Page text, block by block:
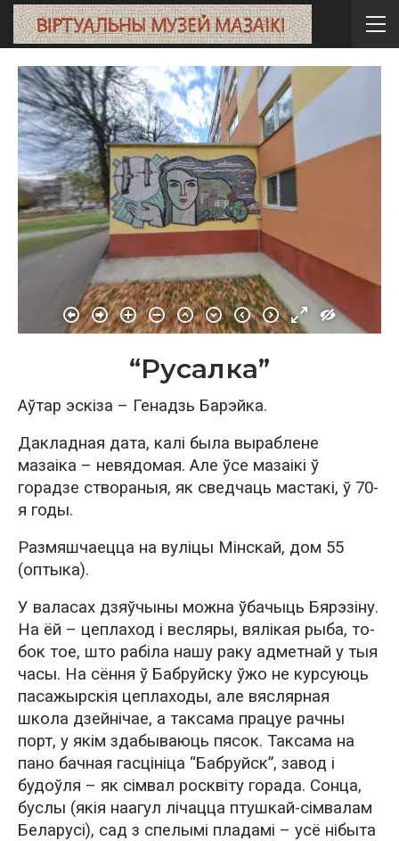
“Русалка”
Аўтар эскіза – Генадзь Барэйка.
Дакладная дата, калі была выраблене
мазаіка – невядомая. Але ўсе мазаікі ў
горадзе створаныя, як сведчаць мастакі, ў 70-
я годы.
Размяшчаецца на вуліцы Мінскай, дом 55
(оптыка).
У валасах дзяўчыны можна ўбачыць Бярэзіну.
На ёй – цеплаход і весляры, вялікая рыба, то-
бок тое, што рабіла нашу раку адметнай у тыя
часы. На сёння ў Бабруйску ўжо не курсуюць
пасажырскія цеплаходы, але вяслярная
школа дзейнічае, а таксама працуе рачны
порт, у якім здабываюць пясок. Таксама на
пано бачная гасцініца “Бабруйск”, завод і
будоўля – як сімвал росквіту горада. Сонца,
буслы (якія наагул лічацца птушкай-сімвалам
Беларусі), сад з спелымі пладамі – усё нібыта